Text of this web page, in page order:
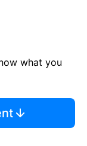
what you